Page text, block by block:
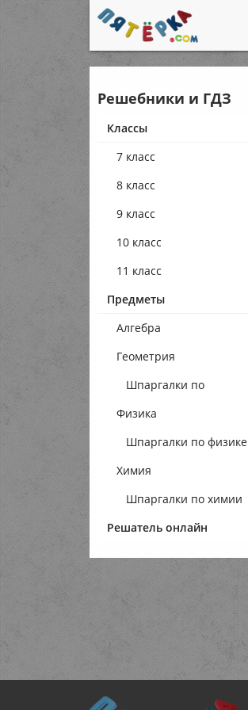
Решебники и ГДЗ
Классы
7 класс
8 класс
9 класс
10 класс
11 класс
Предметы
Алгебра
Геометрия
Шпаргалки по
геометрии
Физика
Шпаргалки по физике
Химия
Шпаргалки по химии
Решатель онлайн